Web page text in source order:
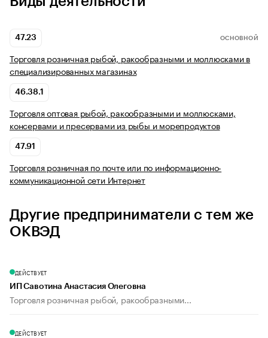
47.23 ОСНОВНОЙ
Торговля розничная рыбой, ракообразными и моллюсками в
специализированных магазинах
46.38.1
Торговля оптовая рыбой, ракообразными и моллюсками,
консервами и пресервами из рыбы и морепродуктов
47.91
Торговля розничная по почте или по информационно-
коммуникационной сети Интернет
Другие предприниматели с тем же
ОКВЭД
ДЕЙСТВУЕТ
ИП Савотина Анастасия Олеговна
Торговля розничная рыбой, ракообразными...
ДЕЙСТВУЕТ